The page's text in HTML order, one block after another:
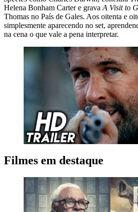
Helena Bonham Carter e grava A Visit to
Thomas no País de Gales. Aos oitenta e
simplesmente aparecendo no set,
na cena o que vale a pena interpretar.
Filmes em destaque